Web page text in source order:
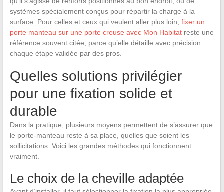
systèmes spécialement conçus pour répartir la charge à la
surface. Pour celles et ceux qui veulent aller plus loin, fixer un
porte manteau sur une porte creuse avec Mon Habitatreste une
référence souvent citée, parce qu’elle détaille avec précision
chaque étape validée par des pros.
Quelles solutions privilégier
pour une fixation solide et
durable
Dans la pratique, plusieurs moyens permettent de s’assurer que
le porte-manteau reste à sa place, quelles que soient les
sollicitations. Voici les grandes méthodes qui fonctionnent
vraiment.
Le choix de la cheville adaptée